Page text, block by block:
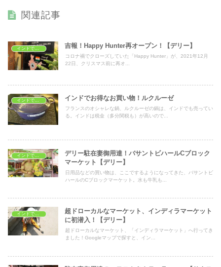
関連記事
吉報！Happy Hunter再オープン！【デリー】
コロナ禍でクローズしていた「Happy Hunter」が、2021年12月
22日、クリスマス前に再オ...
インドでショッピング インドでお得なお買い物！ルクルーゼ
フランスのオシャレな鍋、ルクルーゼの鍋は、インドでも売ってい
る。インドは税金（多分関税も）が高いので...
デリー駐在妻御用達！バサントビハールCブロック
マーケット【デリー】
日用品などの買い物は、ここでするようになってきた、バサントビ
ハールのCブロックマーケット。水も牛乳も...
超ドローカルなマーケット、インディラマーケット
に初潜入！【デリー】
超ドローカルなマーケット、「インディラマーケット」へ行ってき
ました！Googleマップで探すと、イン...